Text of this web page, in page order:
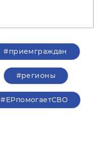
#приемграждан
#регионы
#ЕРпомогаетСВО